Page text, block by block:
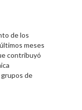
de los
meses
contribuyó
de